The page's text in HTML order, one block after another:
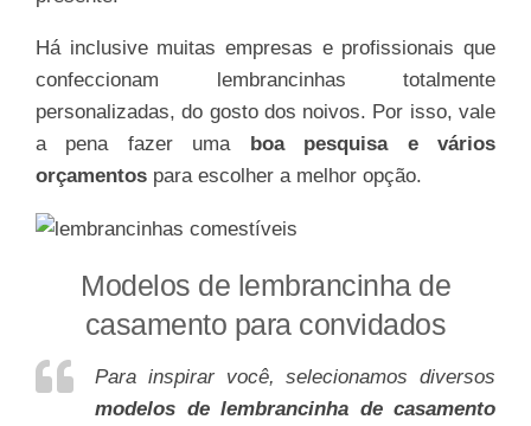
Há inclusive muitas empresas e profissionais que
confeccionam lembrancinhas totalmente
personalizadas, do gosto dos noivos. Por isso, vale
a pena fazer uma boa pesquisa e vários
orçamentos para escolher a melhor opção.
Modelos de lembrancinha de
casamento para convidados
Para inspirar você, selecionamos diversos
modelos de lembrancinha de casamento